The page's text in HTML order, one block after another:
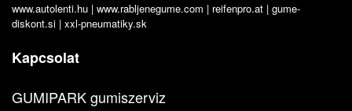
www.autolenti.hu | www.rabljenegume.com | reifenpro.at | gume-
diskont.si | xxl-pneumatiky.sk
Kapcsolat
GUMIPARK gumiszerviz